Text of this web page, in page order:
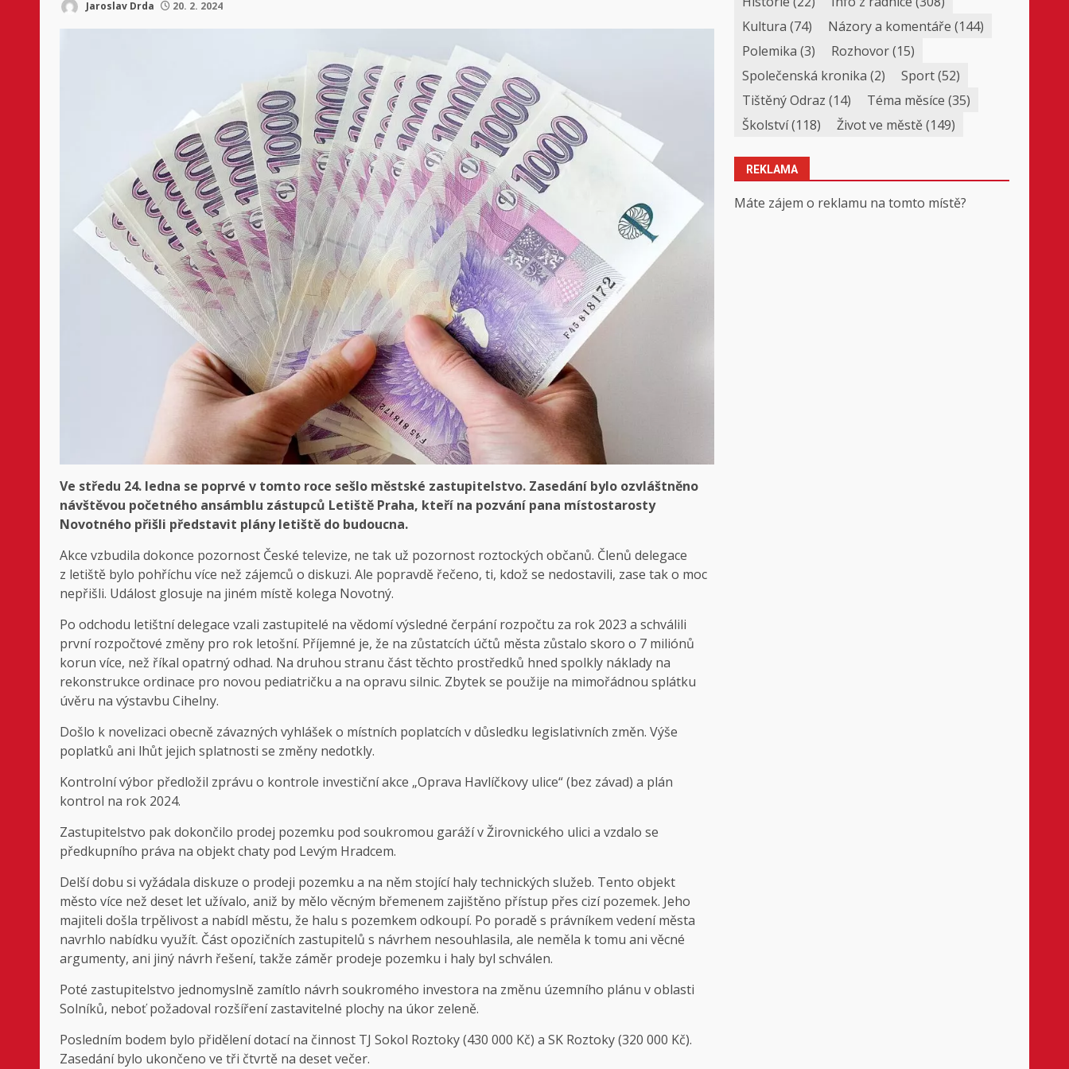
Jaroslav Drda 20. 2. 2024
Ve středu 24. ledna se poprvé v tomto roce sešlo městské zastupitelstvo. Zasedání bylo ozvláštněno
návštěvou početného ansámblu zástupců Letiště Praha, kteří na pozvání pana místostarosty
Novotného přišli představit plány letiště do budoucna.
Akce vzbudila dokonce pozornost České televize, ne tak už pozornost roztockých občanů. Členů delegace
z letiště bylo pohříchu více než zájemců o diskuzi. Ale popravdě řečeno, ti, kdož se nedostavili, zase tak o moc
nepřišli. Událost glosuje na jiném místě kolega Novotný.
Po odchodu letištní delegace vzali zastupitelé na vědomí výsledné čerpání rozpočtu za rok 2023 a schválili
první rozpočtové změny pro rok letošní. Příjemné je, že na zůstatcích účtů města zůstalo skoro o 7 miliónů
korun více, než říkal opatrný odhad. Na druhou stranu část těchto prostředků hned spolkly náklady na
rekonstrukce ordinace pro novou pediatričku a na opravu silnic. Zbytek se použije na mimořádnou splátku
úvěru na výstavbu Cihelny.
Došlo k novelizaci obecně závazných vyhlášek o místních poplatcích v důsledku legislativních změn. Výše
poplatků ani lhůt jejich splatnosti se změny nedotkly.
Kontrolní výbor předložil zprávu o kontrole investiční akce „Oprava Havlíčkovy ulice“ (bez závad) a plán
kontrol na rok 2024.
Zastupitelstvo pak dokončilo prodej pozemku pod soukromou garáží v Žirovnického ulici a vzdalo se
předkupního práva na objekt chaty pod Levým Hradcem.
Delší dobu si vyžádala diskuze o prodeji pozemku a na něm stojící haly technických služeb. Tento objekt
město více než deset let užívalo, aniž by mělo věcným břemenem zajištěno přístup přes cizí pozemek. Jeho
majiteli došla trpělivost a nabídl městu, že halu s pozemkem odkoupí. Po poradě s právníkem vedení města
navrhlo nabídku využít. Část opozičních zastupitelů s návrhem nesouhlasila, ale neměla k tomu ani věcné
argumenty, ani jiný návrh řešení, takže záměr prodeje pozemku i haly byl schválen.
Poté zastupitelstvo jednomyslně zamítlo návrh soukromého investora na změnu územního plánu v oblasti
Solníků, neboť požadoval rozšíření zastavitelné plochy na úkor zeleně.
Posledním bodem bylo přidělení dotací na činnost TJ Sokol Roztoky (430 000 Kč) a SK Roztoky (320 000 Kč).
Zasedání bylo ukončeno ve tři čtvrtě na deset večer.
Kultura (74) Názory a komentáře (144)
Polemika (3) Rozhovor(15)
Společenská kronika (2) Sport(52)
Tištěný Odraz (14) Téma měsíce (35)
Školství(118) Život ve městě(149)
REKLAMA
Máte zájem o reklamu na tomto místě?